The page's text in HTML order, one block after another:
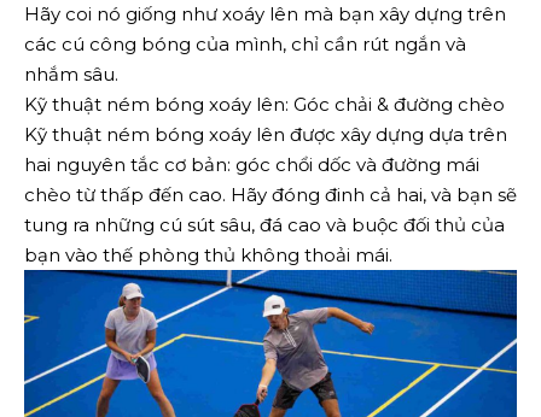
Hãy coi nó giống như xoáy lên mà bạn xây dựng trên
các cú công bóng của mình, chỉ cần rút ngắn và
nhắm sâu.
Kỹ thuật ném bóng xoáy lên: Góc chải & đường chèo
Kỹ thuật ném bóng xoáy lên được xây dựng dựa trên
hai nguyên tắc cơ bản: góc chổi dốc và đường mái
chèo từ thấp đến cao. Hãy đóng đinh cả hai, và bạn sẽ
tung ra những cú sút sâu, đá cao và buộc đối thủ của
bạn vào thế phòng thủ không thoải mái.